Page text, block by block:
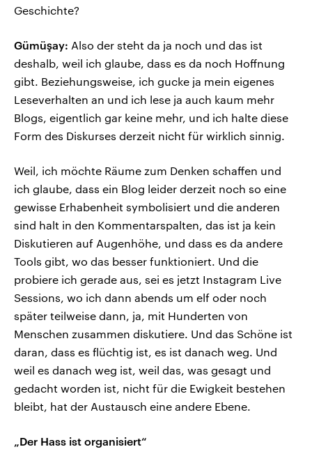
Geschichte?
Gümüşay: Also der steht da ja noch und das ist
deshalb, weil ich glaube, dass es da noch Hoffnung
gibt. Beziehungsweise, ich gucke ja mein eigenes
Leseverhalten an und ich lese ja auch kaum mehr
Blogs, eigentlich gar keine mehr, und ich halte diese
Form des Diskurses derzeit nicht für wirklich sinnig.
Weil, ich möchte Räume zum Denken schaffen und
ich glaube, dass ein Blog leider derzeit noch so eine
gewisse Erhabenheit symbolisiert und die anderen
sind halt in den Kommentarspalten, das ist ja kein
Diskutieren auf Augenhöhe, und dass es da andere
Tools gibt, wo das besser funktioniert. Und die
probiere ich gerade aus, sei es jetzt Instagram Live
Sessions, wo ich dann abends um elf oder noch
später teilweise dann, ja, mit Hunderten von
Menschen zusammen diskutiere. Und das Schöne ist
daran, dass es flüchtig ist, es ist danach weg. Und
weil es danach weg ist, weil das, was gesagt und
gedacht worden ist, nicht für die Ewigkeit bestehen
bleibt, hat der Austausch eine andere Ebene.
„Der Hass ist organisiert“